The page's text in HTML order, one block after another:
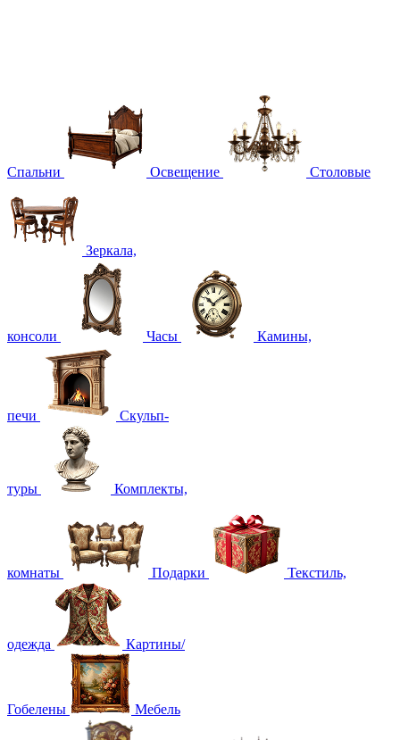
Спальни Освещение Столовые
Зеркала,
консоли Часы Камины,
печи Скульп-
туры Комплекты,
комнаты Подарки Текстиль,
одежда Картины/
Гобелены Мебель